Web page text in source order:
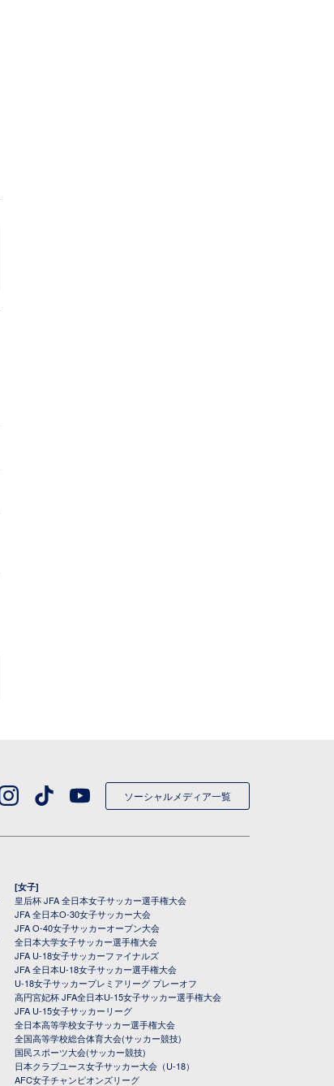
ソーシャルメディア一覧
[女子]
皇后杯 JFA 全日本女子サッカー選手権大会
JFA 全日本O-30女子サッカー大会
JFA O-40女子サッカーオープン大会
全日本大学女子サッカー選手権大会
JFA U-18女子サッカーファイナルズ
JFA 全日本U-18女子サッカー選手権大会
U-18女子サッカープレミアリーグ プレーオフ
高円宮妃杯 JFA全日本U-15女子サッカー選手権大会
JFA U-15女子サッカーリーグ
全日本高等学校女子サッカー選手権大会
全国高等学校総合体育大会(サッカー競技)
国民スポーツ大会(サッカー競技)
日本クラブユース女子サッカー大会（U-18）
AFC女子チャンピオンズリーグ